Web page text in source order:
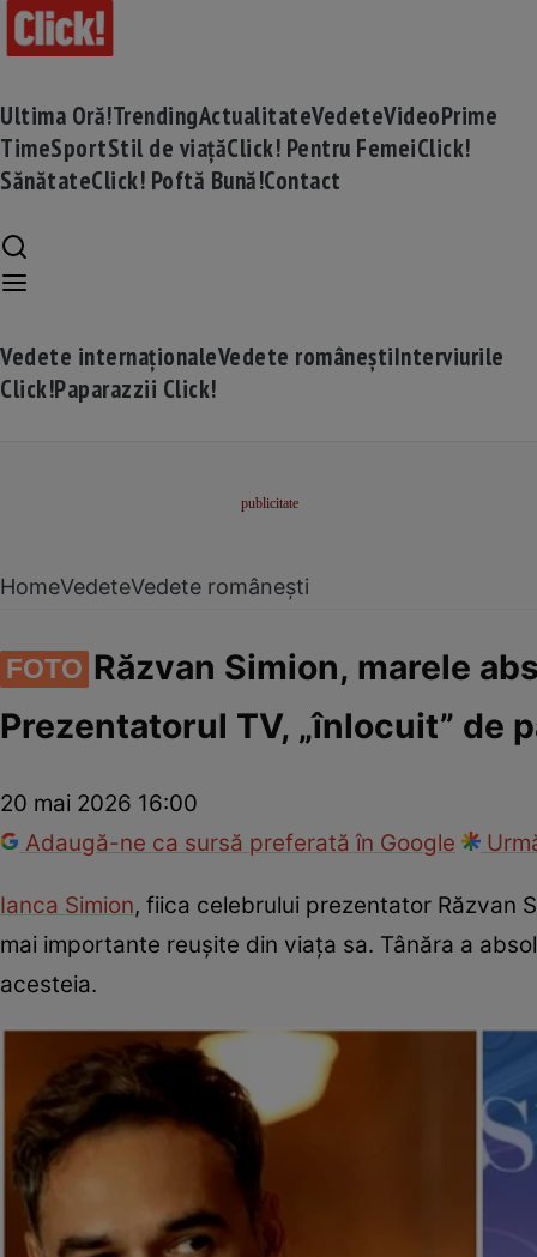
Ultima Oră!TrendingActualitateVedeteVideoPrime
TimeSportStil de viațăClick! Pentru FemeiClick!
SănătateClick! Poftă Bună!Contact
Vedete internaționaleVedete româneștiInterviurile
Click!Paparazzii Click!
HomeVedeteVedete românești
FOTO Răzvan Simion, marele
Prezentatorul TV, „înlocuit” de
20 mai 2026 16:00
Adaugă-ne ca sursă preferată în Google
Ianca Simion, fiica celebrului prezentator Răzvan
mai importante reușite din viața sa. Tânăra a
acesteia.